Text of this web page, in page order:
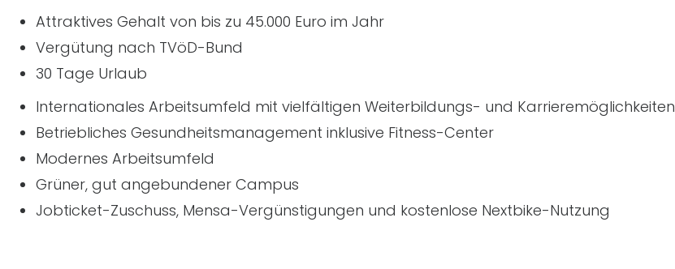
Attraktives Gehalt von bis zu 45.000 Euro im Jahr
Vergütung nach TVöD-Bund
30 Tage Urlaub
Internationales Arbeitsumfeld mit vielfältigen Weiterbildungs- und Karrieremöglichkeiten
Betriebliches Gesundheitsmanagement inklusive Fitness-Center
Modernes Arbeitsumfeld
Grüner, gut angebundener Campus
Jobticket-Zuschuss, Mensa-Vergünstigungen und kostenlose Nextbike-Nutzung